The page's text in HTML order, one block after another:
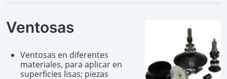
Ventosas
Ventosas en diferentes
materiales, para aplicar en
superficies lisas; piezas